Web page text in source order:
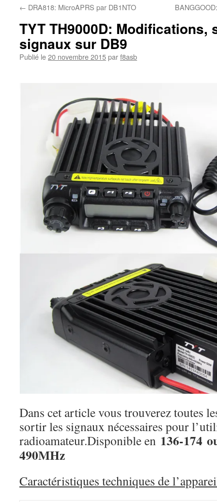
← DRA818: MicroAPRS par DB1NTO
TYT TH9000D: Modifications,
signaux sur DB9
Publié le20 novembre 2015parf8asb
Dans cet article vous trouverez toutes
sortir les signaux nécessaires pour
radioamateur.Disponible en 136-174
490MHz
Caractéristiques techniques de